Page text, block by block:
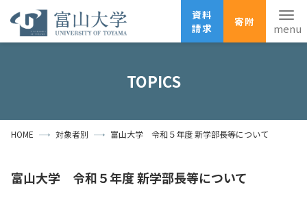
資料
請求
寄附
資料請求
寄附
広報刊行物
受験生の方 地域・一般の方 企業・研究者の方
TOPICS
HOME 対象者別 富山大学 令和５年度 新学部長等について
富山大学 令和５年度 新学部長等について